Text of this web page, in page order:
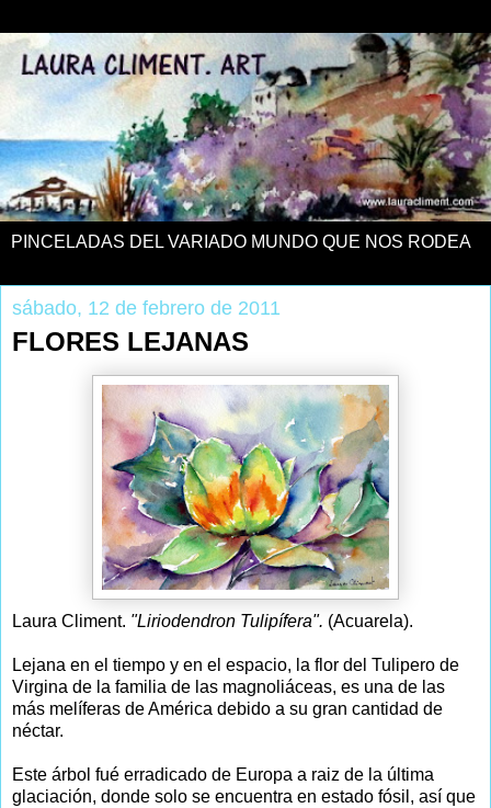
PINCELADAS DEL VARIADO MUNDO QUE NOS RODEA
sábado, 12 de febrero de 2011
FLORES LEJANAS
Laura Climent. "Liriodendron Tulipífera". (Acuarela).
Lejana en el tiempo y en el espacio, la flor del Tulipero de
Virgina de la familia de las magnoliáceas, es una de las
más melíferas de América debido a su gran cantidad de
néctar.
Este árbol fué erradicado de Europa a raiz de la última
glaciación, donde solo se encuentra en estado fósil, así que